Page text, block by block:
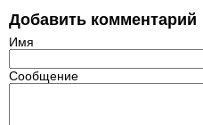
Добавить комментарий
Имя
Сообщение